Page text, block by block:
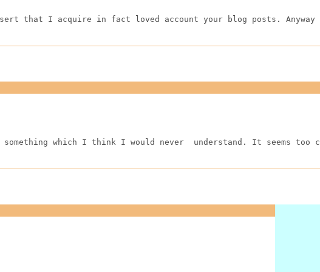
that I acquire in fact loved account your blog posts.
which I think I would never  understand. It seems